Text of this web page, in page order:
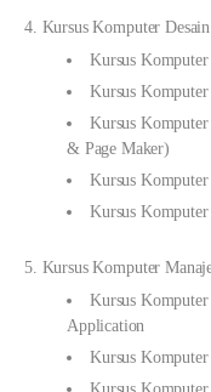
4. Kursus Komputer
Kursus
Kursus
Kursus
& Page Maker)
Kursus
Kursus
5. Kursus Komputer
Kursus
Application
Kursus